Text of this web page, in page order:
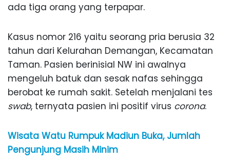
ada tiga orang yang terpapar.
Kasus nomor 216 yaitu seorang pria berusia 32
tahun dari Kelurahan Demangan, Kecamatan
Taman. Pasien berinisial NW ini awalnya
mengeluh batuk dan sesak nafas sehingga
berobat ke rumah sakit. Setelah menjalani tes
swab, ternyata pasien ini positif virus corona.
Wisata Watu Rumpuk Madiun Buka, Jumlah
Pengunjung Masih Minim